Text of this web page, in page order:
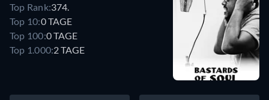
Top Rank:374.
Top 10:0 TAGE
Top 100:0 TAGE
Top 1.000:2 TAGE